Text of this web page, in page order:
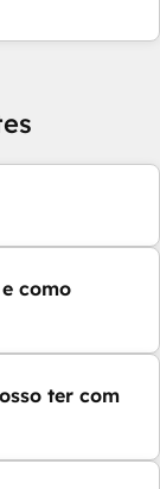
como
ter com